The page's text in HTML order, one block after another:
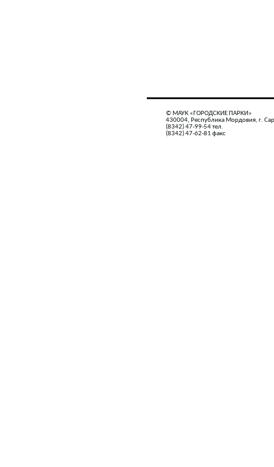
© МАУК «ГОРОДСКИЕ ПАРКИ»
430004, Республика Мордовия, г.
(8342) 47-99-54 тел.
(8342) 47-62-81 факс